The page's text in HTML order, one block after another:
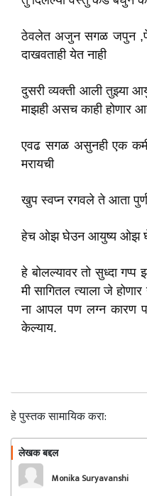
ठेवलेत अजुन सगळ जपुन
दाखवताही येत नाही
दुसरी व्यक्ती आली तुझ्या
माझही असच काही होणार
एवढ सगळ असुनही एक कमी
मरायची
खुप स्वप्न रगवले ते आता पुर्ण
हेच ओझ घेउन आयुष्य ओझ
हे बोलल्यावर तो सुध्दा
मी सागितल त्याला जे होणार
ना आपल पण लग्न कारण
केल्याय.
हे पुस्तक सामायिक करा:
लेखक बद्दल
Monika Suryavanshi